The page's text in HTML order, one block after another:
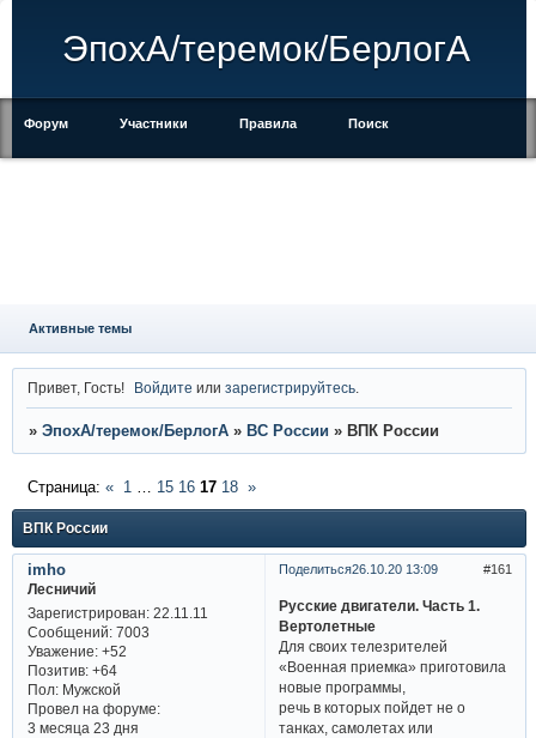
ЭпохА/теремок/БерлогА
Форум Участники Правила Поиск
Активные темы
Привет, Гость! Войдите илизарегистрируйтесь
» ЭпохА/теремок/БерлогА » ВС России » ВПК России
ВПК России
Страница: « 1 … 15 16 17 18 »
Поделиться 161
26.10.20 13:09
imho
Лесничий
Зарегистрирован: 22.11.11
Сообщений:7003
Уважение: +52
Позитив: +64
Пол:Мужской
Провел на форуме:
3 месяца 23 дня
Русские двигатели. Часть 1.
Вертолетные
Для своих телезрителей
«Военная приемка» приготовила
новые программы,
речь в которых пойдет не о
танках, самолетах или